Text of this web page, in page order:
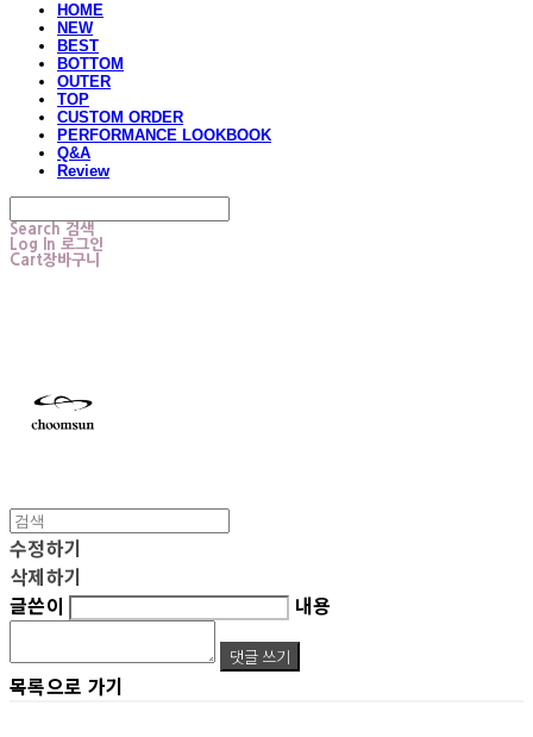
HOME
NEW
BEST
BOTTOM
OUTER
TOP
CUSTOM ORDER
PERFORMANCE LOOKBOOK
Q&A
Review
Search 검색
Log In 로그인
Cart장바구니
수정하기
삭제하기
글쓴이
내용
댓글 쓰기
목록으로 가기